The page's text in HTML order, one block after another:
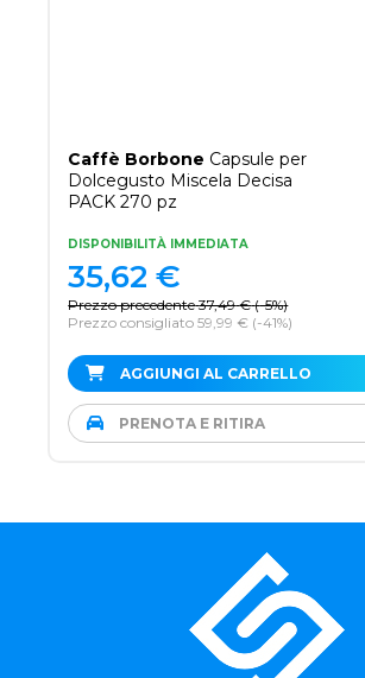
Caffè Borbone Capsule per
Dolcegusto Miscela Decisa
PACK 270 pz
DISPONIBILITÀ IMMEDIATA
Prezzo precedente 37,49 € (-5%)
Prezzo consigliato 59,99 € (-41%)
35,62 €
AGGIUNGI AL CARRELLO
PRENOTA E RITIRA